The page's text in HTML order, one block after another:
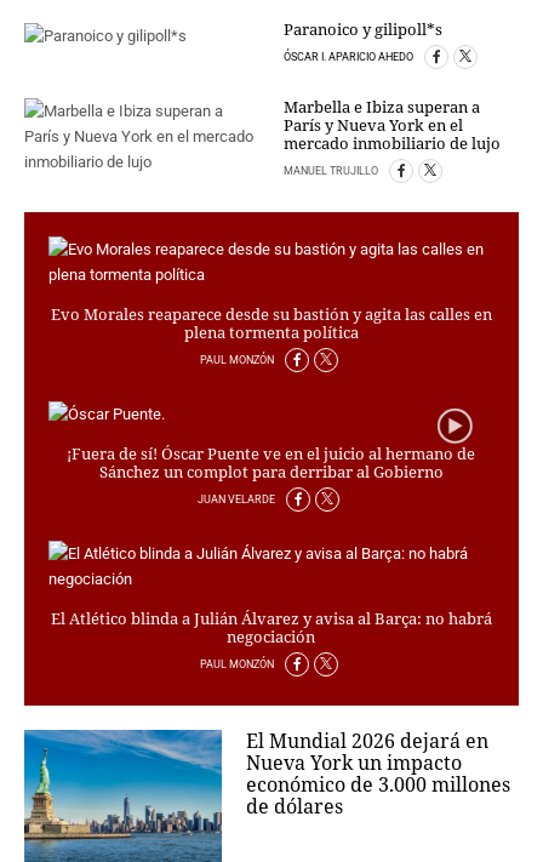
SERVICIOS
CLUB PD
ENLACES
MEDIOS
EDICIONES
ESPAÑA
Evo Morales reaparece desde su bastión y agita las calles en
plena tormenta política
PAUL MONZÓN
¡Fuera de sí! Óscar Puente ve en el juicio al hermano de
Sánchez un complot para derribar al Gobierno
JUAN VELARDE
El Atlético blinda a Julián Álvarez y avisa al Barça: no habrá
negociación
PAUL MONZÓN
Paranoico y gilipoll*s
ÓSCAR I. APARICIO AHEDO
Marbella e Ibiza superan a
París y Nueva York en el
mercado inmobiliario de lujo
MANUEL TRUJILLO
El Mundial 2026 dejará en
Nueva York un impacto
económico de 3.000 millones
de dólares